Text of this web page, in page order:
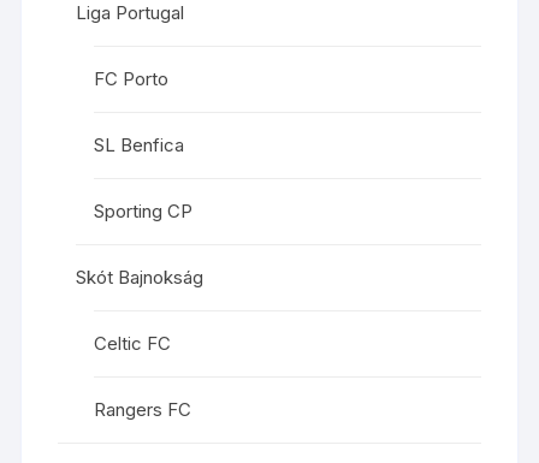
Liga Portugal
FC Porto
SL Benfica
Sporting CP
Skót Bajnokság
Celtic FC
Rangers FC